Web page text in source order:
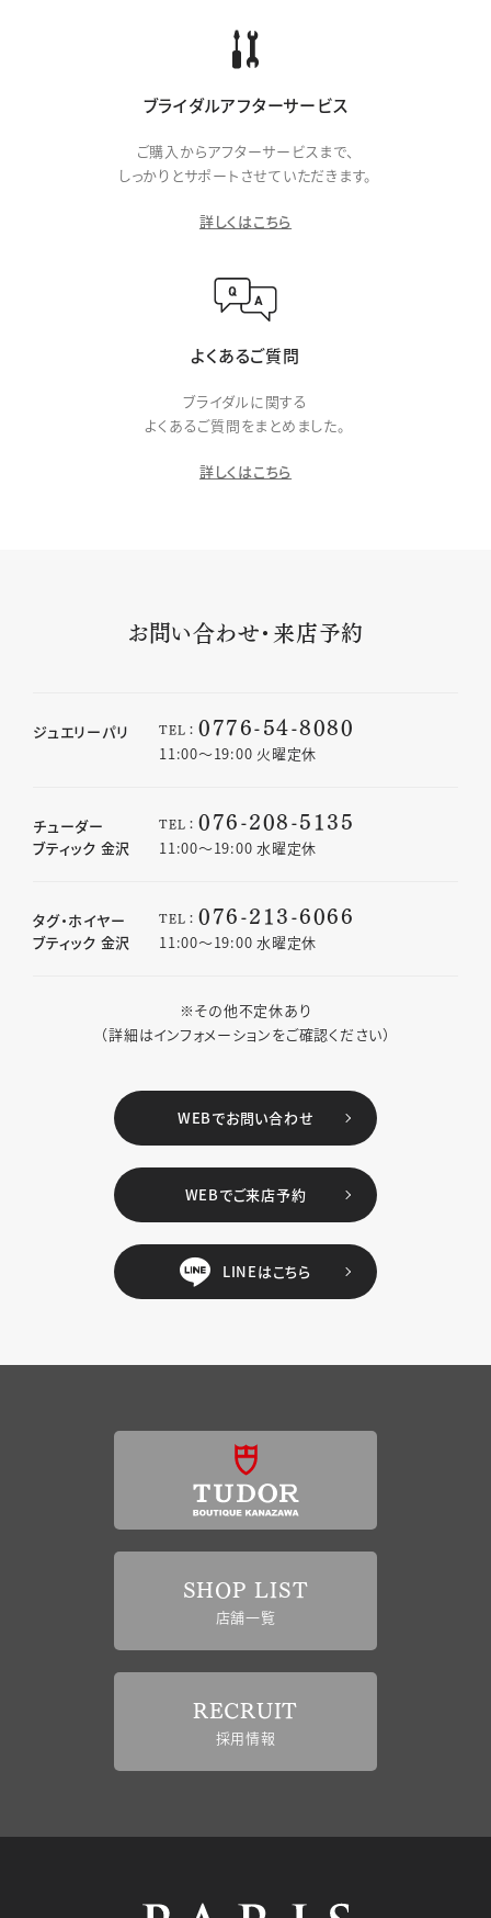
ブライダルアフターサービス
ご購入からアフターサービスまで、
しっかりとサポートさせていただきます。
詳しくはこちら
よくあるご質問
ブライダルに関する
よくあるご質問をまとめました。
詳しくはこちら
お問い合わせ・来店予約
ジュエリーパリ TEL： 0776-54-8080
11:00〜19:00 火曜定休
チューダー
ブティック 金沢
TEL： 076-208-5135
11:00〜19:00 水曜定休
タグ・ホイヤー
ブティック 金沢
TEL： 076-213-6066
11:00〜19:00 水曜定休
※その他不定休あり
（詳細はインフォメーションをご確認ください）
WEBでお問い合わせ
WEBでご来店予約
LINEはこちら
SHOP LIST
店舗一覧
RECRUIT
採用情報